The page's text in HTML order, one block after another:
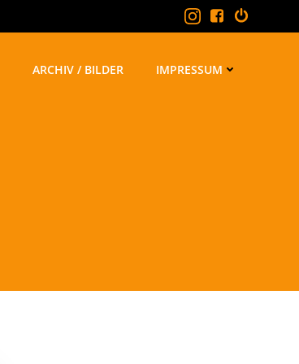
ARCHIV / BILDER IMPRESSUM